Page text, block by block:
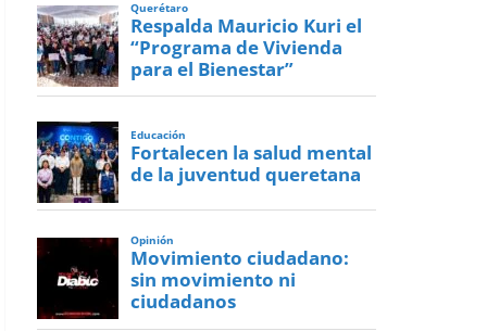
Querétaro
Respalda Mauricio Kuri el
“Programa de Vivienda
para el Bienestar”
Educación
Fortalecen la salud mental
de la juventud queretana
Opinión
Movimiento ciudadano:
sin movimiento ni
ciudadanos